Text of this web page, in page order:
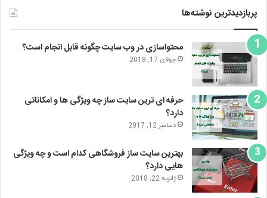
پربازدیدترین نوشته‌ها
محتواسازی در وب سایت چگونه قابل انجام است؟
جولای 17, 2018
حرفه ای ترین سایت ساز چه ویژگی ها و امکاناتی
دارد؟
دسامبر 12, 2017
بهترین سایت ساز فروشگاهی کدام است و چه ویژگی
هایی دارد؟
ژانویه 22, 2018